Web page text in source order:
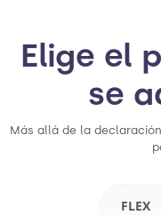
Elige el
se
Más allá de la
FLEX